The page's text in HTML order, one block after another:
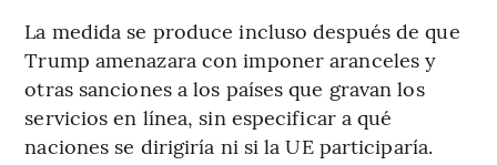
La medida se produce incluso después de que
Trump amenazara con imponer aranceles y
otras sanciones a los países que gravan los
servicios en línea, sin especificar a qué
naciones se dirigiría ni si la UE participaría.